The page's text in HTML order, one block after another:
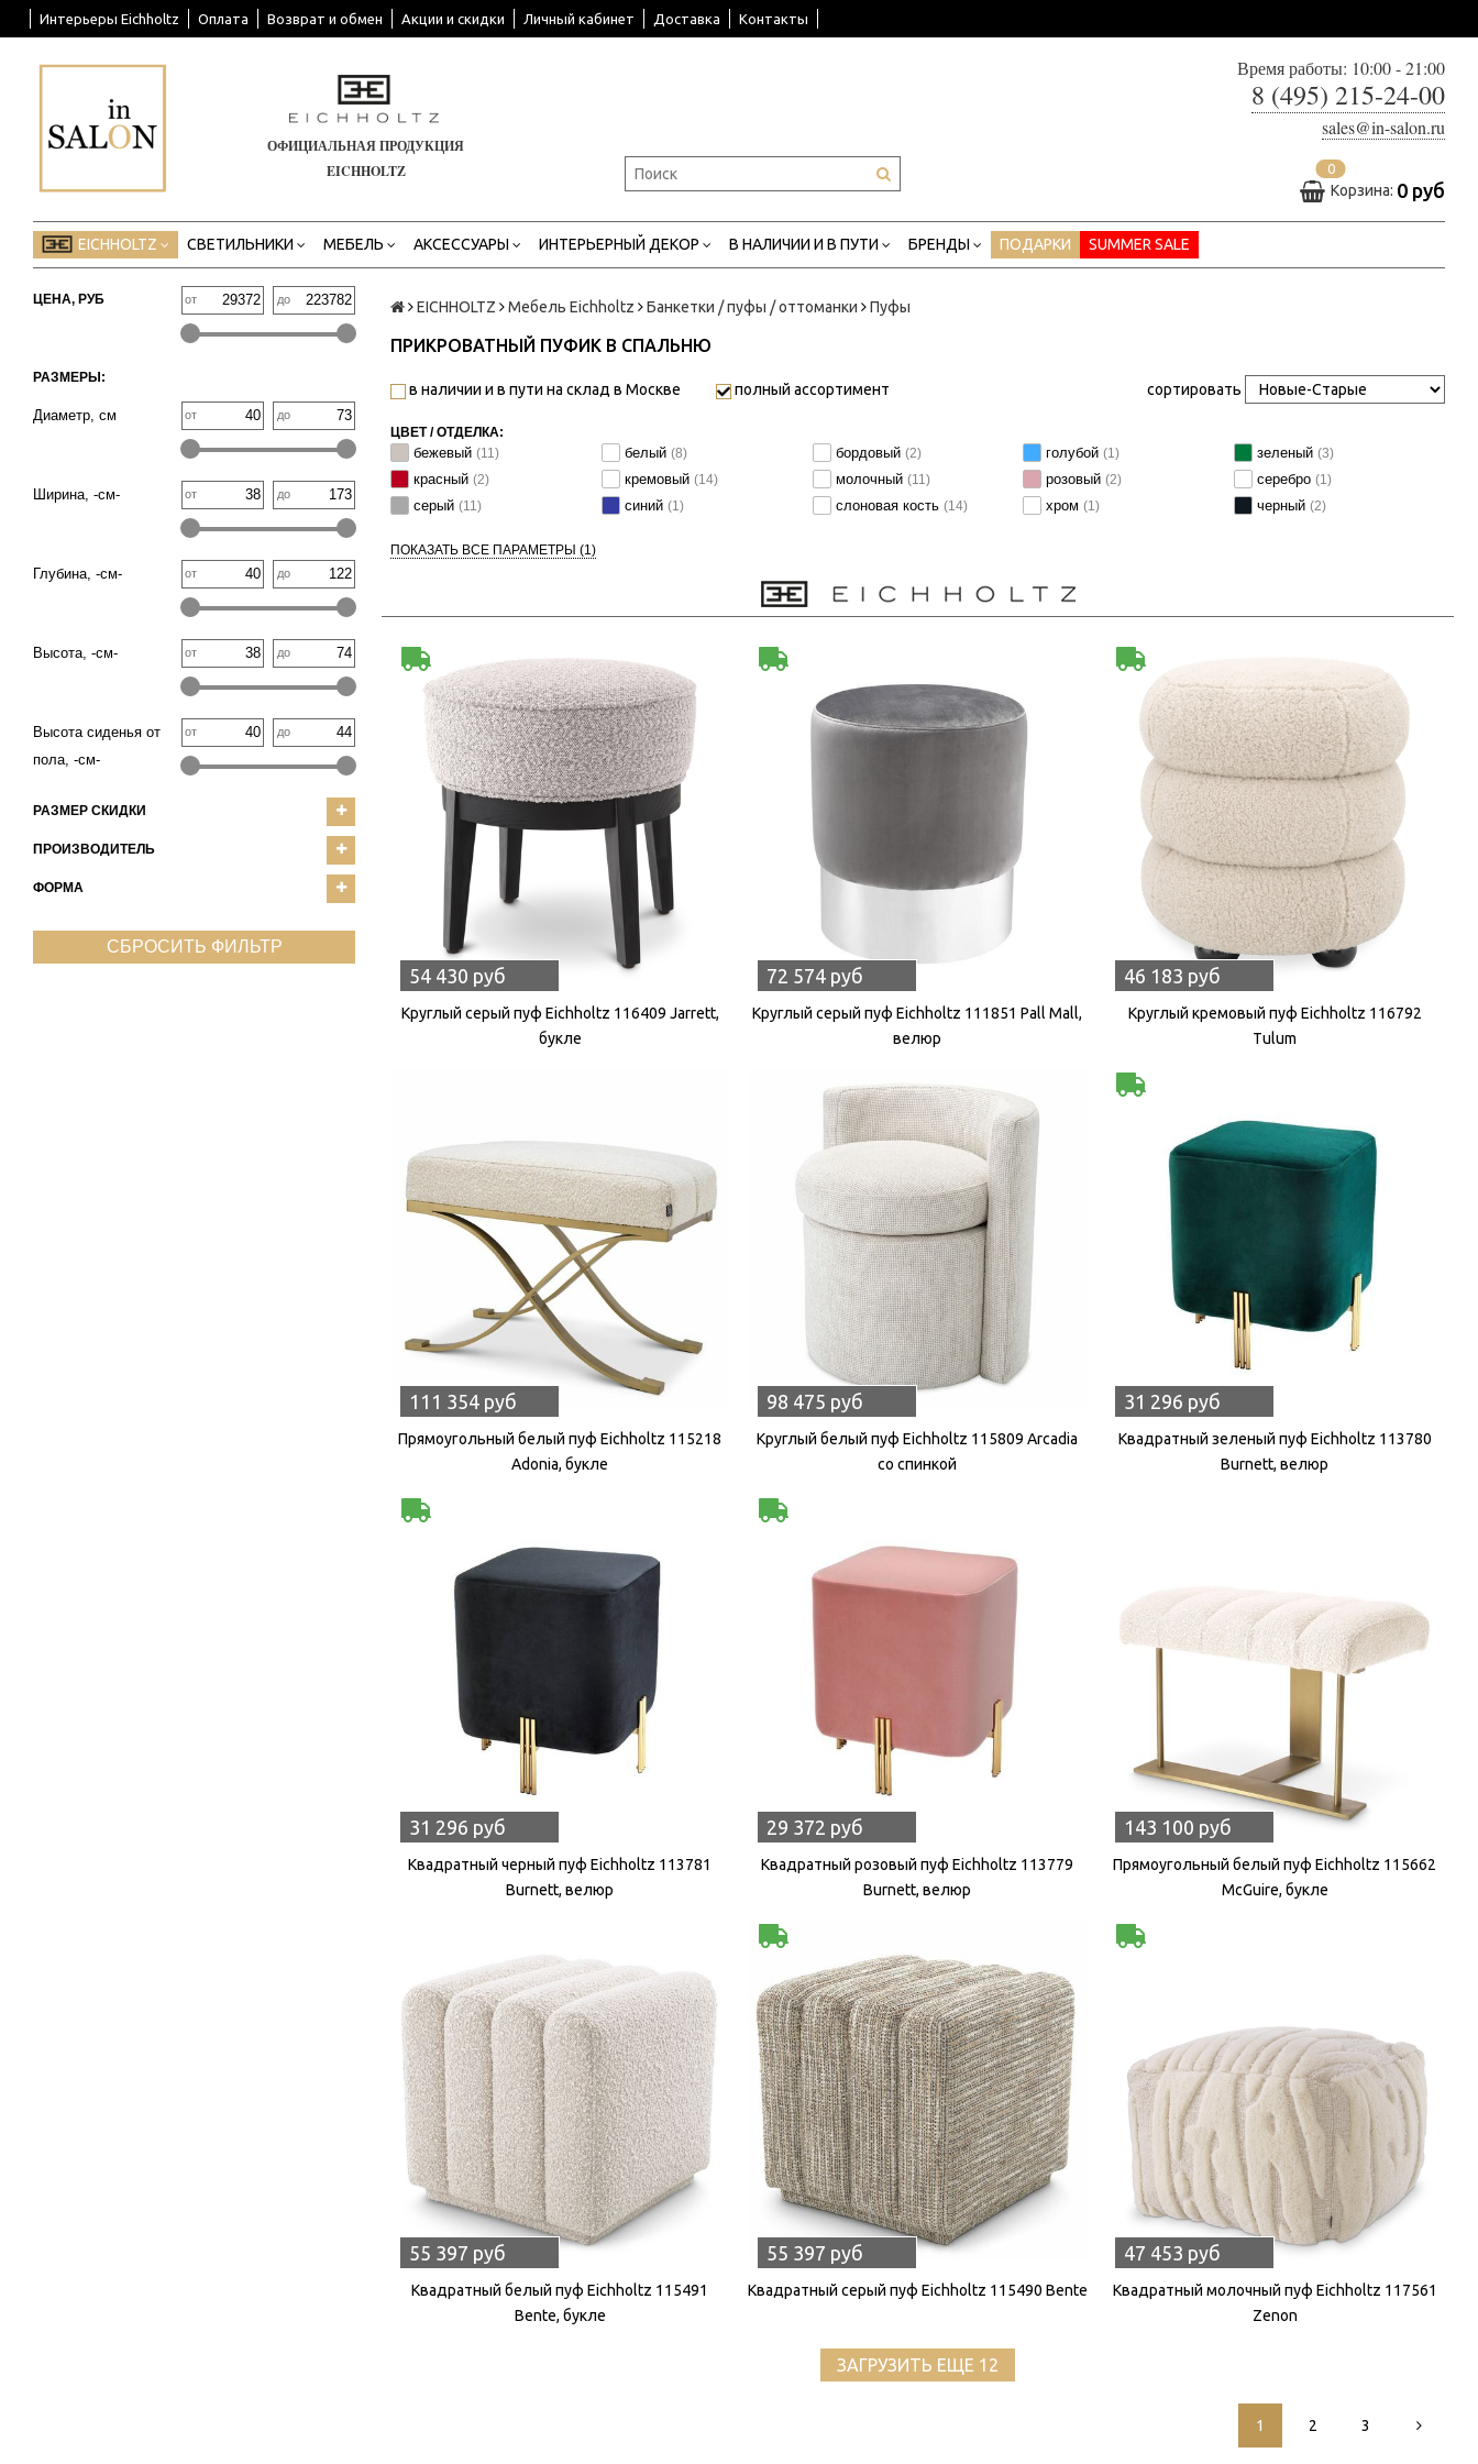
Интерьеры Eichholtz Оплата Возврат и обмен Акции и скидки Личный кабинет Доставка Контакты
ОФИЦИАЛЬНАЯ ПРОДУКЦИЯ
EICHHOLTZ
Время работы: 10:00 - 21:00
8 (495) 215-24-00
sales@in-salon.ru
0
Корзина: 0 руб
EICHHOLTZ СВЕТИЛЬНИКИ МЕБЕЛЬ АКСЕССУАРЫ ИНТЕРЬЕРНЫЙ ДЕКОР В НАЛИЧИИ И В ПУТИ БРЕНДЫ ПОДАРКИ SUMMER SALE
ЦЕНА, РУБ от до
РАЗМЕРЫ:
Диаметр, см от до
Ширина, -см- от до
Глубина, -см- от до
Высота, -см- от до
Высота сиденья от
пола, -см-
от до
РАЗМЕР СКИДКИ
ПРОИЗВОДИТЕЛЬ
ФОРМА
СБРОСИТЬ ФИЛЬТР
EICHHOLTZ Мебель Eichholtz Банкетки / пуфы / оттоманки Пуфы
ПРИКРОВАТНЫЙ ПУФИК В СПАЛЬНЮ
в наличии и в пути на склад в Москве полный ассортимент сортировать
ЦВЕТ / ОТДЕЛКА:
бежевый (11) белый (8) бордовый (2) голубой(1) зеленый(3)
красный (2) кремовый (14) молочный (11) розовый(2) серебро(1)
серый (11) синий (1) слоновая кость (14) хром(1) черный(2)
ПОКАЗАТЬ ВСЕ ПАРАМЕТРЫ (1)
54 430 руб
Круглый серый пуф Eichholtz 116409 Jarrett,
букле
72 574 руб
Круглый серый пуф Eichholtz 111851 Pall Mall,
велюр
46 183 руб
Круглый кремовый пуф Eichholtz 116792
Tulum
111 354 руб
Прямоугольный белый пуф Eichholtz 115218
Adonia, букле
98 475 руб
Круглый белый пуф Eichholtz 115809 Arcadia
со спинкой
31 296 руб
Квадратный зеленый пуф Eichholtz 113780
Burnett, велюр
31 296 руб
Квадратный черный пуф Eichholtz 113781
Burnett, велюр
29 372 руб
Квадратный розовый пуф Eichholtz 113779
Burnett, велюр
143 100 руб
Прямоугольный белый пуф Eichholtz 115662
McGuire, букле
55 397 руб
Квадратный белый пуф Eichholtz 115491
Bente, букле
55 397 руб
Квадратный серый пуф Eichholtz 115490 Bente
47 453 руб
Квадратный молочный пуф Eichholtz 117561
Zenon
ЗАГРУЗИТЬ ЕЩЕ 12
1 2 3